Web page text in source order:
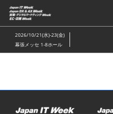
ス
キ
ッ
し
む
2026/10/21(水)-23(金)
幕張メッセ 1-8ホール